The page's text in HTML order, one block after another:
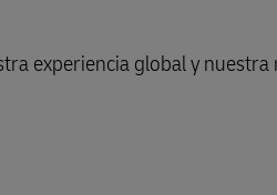
experiencia global y